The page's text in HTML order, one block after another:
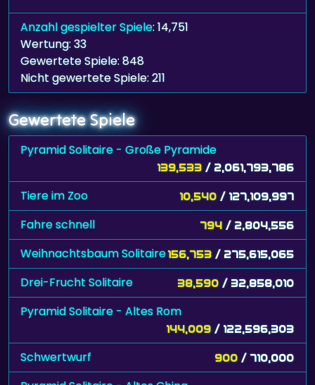
Anzahl gespielter Spiele: 14,751
Wertung: 33
Gewertete Spiele: 848
Nicht gewertete Spiele: 211
Gewertete Spiele
Pyramid Solitaire - Große Pyramide
139,533 / 2,061,793,786
Tiere im Zoo 10,540 / 127,109,997
Fahre schnell 794 / 2,804,556
Weihnachtsbaum Solitaire156,753 / 275,615,065
Drei-Frucht Solitaire 38,590 / 32,858,010
Pyramid Solitaire - Altes Rom
144,009 / 122,596,303
Schwertwurf 900 / 710,000